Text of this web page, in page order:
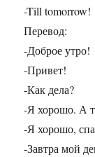
-Till tomorrow!
Перевод:
-Доброе утро!
-Привет!
-Как дела?
-Я хорошо. А
-Я хорошо,
-Завтра мой